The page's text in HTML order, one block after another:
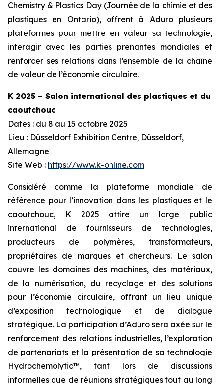
Chemistry & Plastics Day (Journée de la chimie et des
plastiques en Ontario), offrent à Aduro plusieurs
plateformes pour mettre en valeur sa technologie,
interagir avec les parties prenantes mondiales et
renforcer ses relations dans l’ensemble de la chaîne
de valeur de l’économie circulaire.
K 2025 – Salon international des plastiques et du
caoutchouc
Dates : du 8 au 15 octobre 2025
Lieu : Düsseldorf Exhibition Centre, Düsseldorf,
Allemagne
Site Web : https://www.k-online.com
Considéré comme la plateforme mondiale de
référence pour l’innovation dans les plastiques et le
caoutchouc, K 2025 attire un large public
international de fournisseurs de technologies,
producteurs de polymères, transformateurs,
propriétaires de marques et chercheurs. Le salon
couvre les domaines des machines, des matériaux,
de la numérisation, du recyclage et des solutions
pour l’économie circulaire, offrant un lieu unique
d’exposition technologique et de dialogue
stratégique. La participation d’Aduro sera axée sur le
renforcement des relations industrielles, l’exploration
de partenariats et la présentation de sa technologie
Hydrochemolytic™, tant lors de discussions
informelles que de réunions stratégiques tout au long